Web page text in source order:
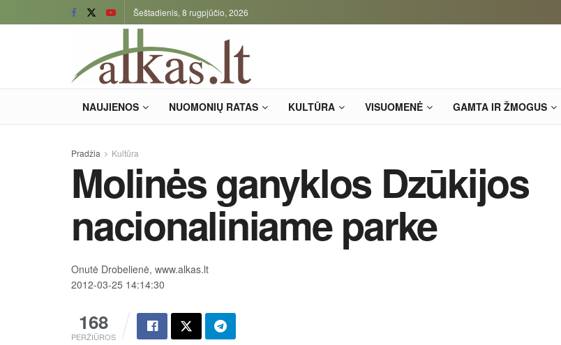
Šeštadienis, 8 rugpjūčio, 2026
NAUJIENOS NUOMONIŲ RATAS KULTŪRA VISUOMENĖ GAMTA IR ŽMOGUS
Pradžia Kultūra
Molinės ganyklos Dzūkijos
nacionaliniame parke
Onutė Drobelienė, www.alkas.lt
2012-03-25 14:14:30
168
PERŽIŪROS